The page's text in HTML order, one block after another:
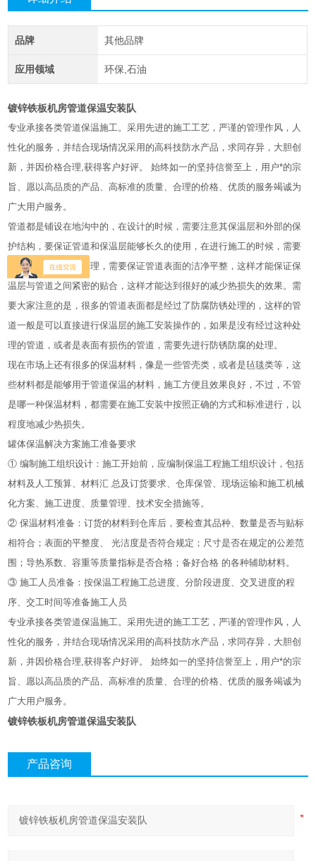
品牌 其他品牌
应用领域 环保,石油
镀锌铁板机房管道保温安装队
专业承接各类管道保温施工。采用先进的施工工艺，严谨的管理作风，人
性化的服务，并结合现场情况采用的高科技防水产品，求同存异，大胆创
新，并因价格合理,获得客户好评。 始终如一的坚持信誉至上，用户*的宗
旨、愿以高品质的产品、高标准的质量、合理的价格、优质的服务竭诚为
广大用户服务。
管道都是铺设在地沟中的，在设计的时候，需要注意其保温层和外部的保
护结构，要保证管道和保温层能够长久的使用，在进行施工的时候，需要
先进行管道的表面清理，需要保证管道表面的洁净平整，这样才能保证保
温层与管道之间紧密的贴合，这样才能达到很好的减少热损失的效果。需
要大家注意的是，很多的管道表面都是经过了防腐防锈处理的，这样的管
道一般是可以直接进行保温层的施工安装操作的，如果是没有经过这种处
理的管道，或者是表面有损伤的管道，需要先进行防锈防腐的处理。
现在市场上还有很多的保温材料，像是一些管壳类，或者是毡毯类等，这
些材料都是能够用于管道保温的材料，施工方便且效果良好，不过，不管
是哪一种保温材料，都需要在施工安装中按照正确的方式和标准进行，以
程度地减少热损失。
罐体保温解决方案施工准备要求
① 编制施工组织设计：施工开始前，应编制保温工程施工组织设计，包括
材料及人工预算、材料汇 总及订货要求、仓库保管、现场运输和施工机械
化方案、施工进度、质量管理、技术安全措施等。
② 保温材料准备：订货的材料到仓库后，要检查其品种、数量是否与贴标
相符合；表面的平整度、 光洁度是否符合规定；尺寸是否在规定的公差范
围；导热系数、容重等质量指标是否合格；备好合格 的各种辅助材料。
③ 施工人员准备：按保温工程施工总进度、分阶段进度、交叉进度的程
序、交工时间等准备施工人员
专业承接各类管道保温施工。采用先进的施工工艺，严谨的管理作风，人
性化的服务，并结合现场情况采用的高科技防水产品，求同存异，大胆创
新，并因价格合理,获得客户好评。 始终如一的坚持信誉至上，用户*的宗
旨、愿以高品质的产品、高标准的质量、合理的价格、优质的服务竭诚为
广大用户服务。
镀锌铁板机房管道保温安装队
产品咨询